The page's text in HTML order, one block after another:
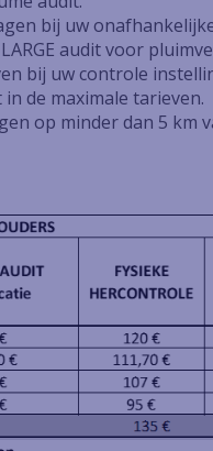
bij uw
audit voor
bij uw controle
de maximale tarieven.
op minder dan 5 km